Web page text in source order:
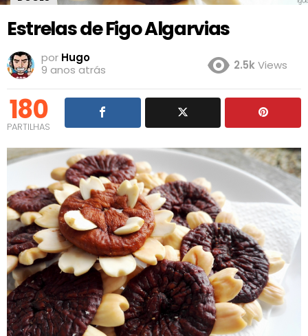
Estrelas de Figo Algarvias
por Hugo
9 anos atrás
2.5kViews
180
PARTILHAS